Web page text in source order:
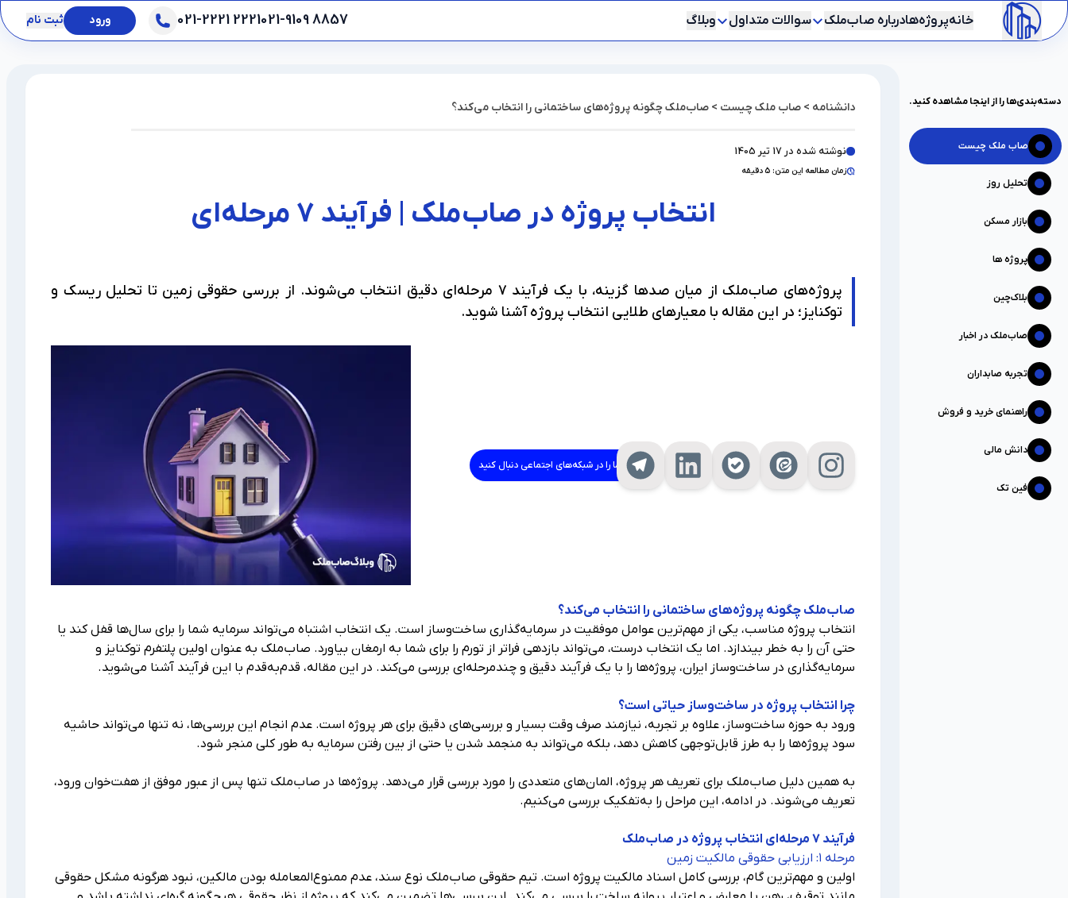
خانهپروژه‌هادرباره صاب‌ملک سوالات متداول وبلاگ 021-2221 2221021-9109 8857 ورود ثبت نام
دسته‌بندی‌ها را از اینجا مشاهده کنید.
صاب ملک چیست
تحلیل روز
بازار مسکن
پروژه ها
بلاک‌چین
صاب‌ملک در اخبار
تجربه صابداران
راهنمای خرید و فروش
دانش مالی
فین تک
دانشنامه > صاب ملک چیست > صاب‌ملک چگونه پروژه‌های ساختمانی را انتخاب می‌کند؟
نوشته شده در 17 تیر 1405
زمان مطالعه این متن: 5دقیقه
صاب‌ملک چگونه پروژه‌های ساختمانی را انتخاب می‌کند؟
انتخاب پروژه در صاب‌ملک | فرآیند ۷ مرحله‌ای
پروژه‌های صاب‌ملک از میان صدها گزینه، با یک فرآیند ۷ مرحله‌ای دقیق انتخاب می‌شوند. از بررسی حقوقی زمین تا تحلیل ریسک و
توکنایز؛ در این مقاله با معیارهای طلایی انتخاب پروژه آشنا شوید.
ما را در شبکه‌های اجتماعی دنبال کنید
صاب‌ملک چگونه پروژه‌های ساختمانی را انتخاب می‌کند؟
انتخاب پروژه مناسب، یکی از مهم‌ترین عوامل موفقیت در سرمایه‌گذاری ساخت‌وساز است. یک انتخاب اشتباه می‌تواند سرمایه شما را برای سال‌ها قفل کند یا
حتی آن را به خطر بیندازد. اما یک انتخاب درست، می‌تواند بازدهی فراتر از تورم را برای شما به ارمغان بیاورد. صاب‌ملک به عنوان اولین پلتفرم توکنایز و
سرمایه‌گذاری در ساخت‌وساز ایران، پروژه‌ها را با یک فرآیند دقیق و چندمرحله‌ای بررسی می‌کند. در این مقاله، قدم‌به‌قدم با این فرآیند آشنا می‌شوید.
چرا انتخاب پروژه در ساخت‌وساز حیاتی است؟
ورود به حوزه ساخت‌وساز، علاوه بر تجربه، نیازمند صرف وقت بسیار و بررسی‌های دقیق برای هر پروژه است. عدم انجام این بررسی‌ها، نه تنها می‌تواند حاشیه
سود پروژه‌ها را به طرز قابل‌توجهی کاهش دهد، بلکه می‌تواند به منجمد شدن یا حتی از بین رفتن سرمایه به طور کلی منجر شود.
به همین دلیل صاب‌ملک برای تعریف هر پروژه، المان‌های متعددی را مورد بررسی قرار می‌دهد. پروژه‌ها در صاب‌ملک تنها پس از عبور موفق از هفت‌خوان ورود،
تعریف می‌شوند. در ادامه، این مراحل را به‌تفکیک بررسی می‌کنیم.
فرآیند ۷ مرحله‌ای انتخاب پروژه در صاب‌ملک
مرحله ۱: ارزیابی حقوقی مالکیت زمین
اولین و مهم‌ترین گام، بررسی کامل اسناد مالکیت پروژه است. تیم حقوقی صاب‌ملک نوع سند، عدم ممنوع‌المعامله بودن مالکین، نبود هرگونه مشکل حقوقی